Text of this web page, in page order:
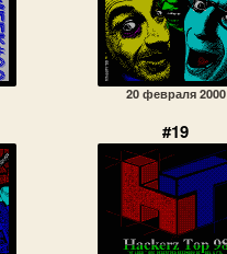
20 февраля 2000
#19